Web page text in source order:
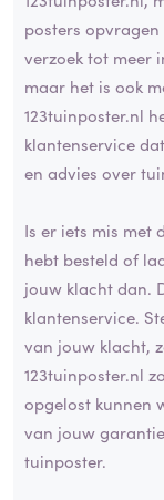
posters
verzoek tot meer
maar het is ook
123tuinposter.nl
klantenservice
en advies over
Is er iets mis met
hebt besteld of
jouw klacht dan.
klantenservice.
van jouw klacht,
123tuinposter.nl
opgelost kunnen
van jouw
tuinposter.